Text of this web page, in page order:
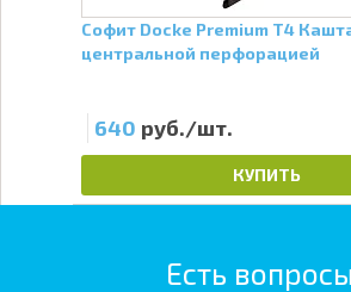
Софит Docke Premium Т4
центральной перфорацией
640 руб./шт.
КУПИТЬ
Есть